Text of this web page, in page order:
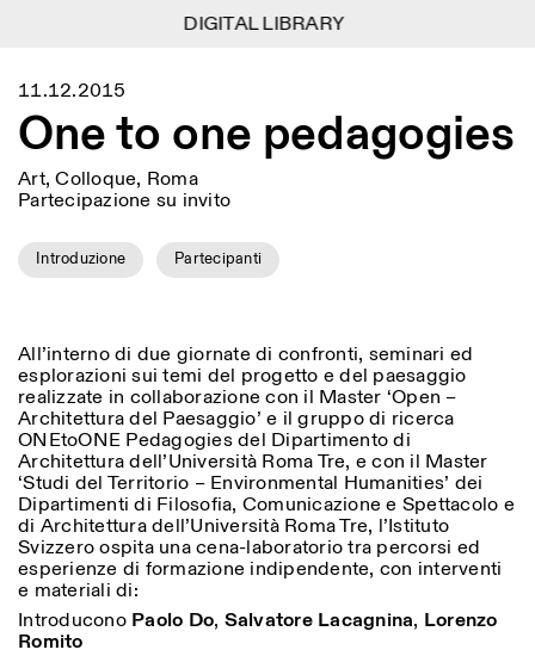
Menu
Lingua EN IT DE
FR
Calendrier
Istituto Svizzero
Recherche
Résidences
Archives
Bibliothèque
Jobs
Autres Activités
NEWSLETTER
Inscrivez-vous à notre newsletter pour recevoir
informations sur nos événements
Facebook Instagram
Privacy Policy
Information
ISTITUTO SVIZZERO
ROME
Villa Maraini
Par transport public: Istituto
HORAIRES DE LA
RÉCEPTION:
LUN-VEN
09:00–13:30, 14:30–18:00
HORAIRES DE VISITE:
Atlas Studios
Mercredi/Vendredi:
14h30–18h30
Jeudi: 14h30–20h00
Samedi/Dimanche: 11h00–
18h30
VISITES GUIDÉES:
(italien, anglais)
Tarif: 10€ par personne
Filtres
Area
Reset
Art
Lieu
Rome
All
Catégorie
Reset
All
Anthropologie
Archéologie
Architecture
Art
Astrophysique
Présentation livre
More Options...
Length
1
11.12.2015
One to one pedagogies
Art, Colloque, Roma
Partecipazione su invito
Introduzione Partecipanti
All’interno di due giornate di confronti, seminari ed
esplorazioni sui temi del progetto e del paesaggio
realizzate in collaborazione con il Master ‘Open –
Architettura del Paesaggio’ e il gruppo di ricerca
ONEtoONE Pedagogiesdel Dipartimento di
Architettura dell’Università Roma Tre, e con il Master
‘Studi del Territorio – Environmental Humanities’ dei
Dipartimenti di Filosofia, Comunicazione e Spettacolo e
di Architettura dell’Università Roma Tre, l’Istituto
Svizzero ospita una cena-laboratorio tra percorsi ed
esperienze di formazione indipendente, con interventi
e materiali di:
Introducono Paolo Do, Salvatore Lacagnina, Lorenzo
Romito
DIGITAL LIBRARY
DIGITAL LIBRARY